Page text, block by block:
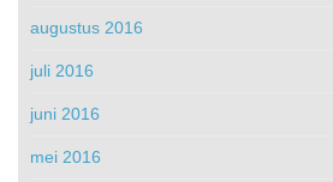
augustus 2016
juli 2016
juni 2016
mei 2016